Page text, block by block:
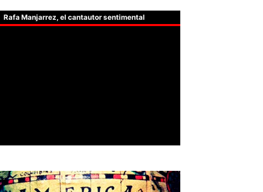
Rafa Manjarrez, el cantautor sentimental